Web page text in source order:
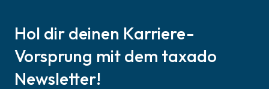
Hol dir deinen Karriere-
Vorsprung mit dem taxado
Newsletter!